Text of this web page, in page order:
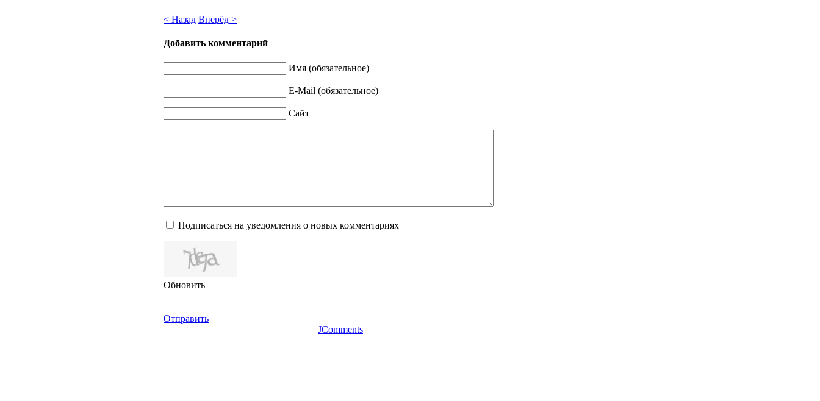
< Назад Вперёд >
Добавить комментарий
Имя (обязательное)
E-Mail (обязательное)
Сайт
Подписаться на уведомления о новых комментариях
Обновить
Отправить
JComments